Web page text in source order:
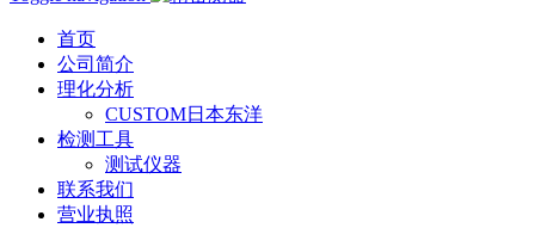
首页
公司简介
理化分析
CUSTOM日本东洋
检测工具
测试仪器
联系我们
营业执照